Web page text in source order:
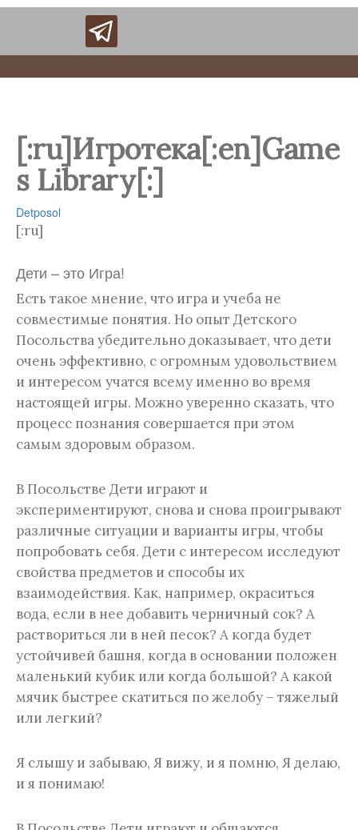
[:ru]Игротека[:en]Game
s Library[:]
Detposol
[:ru]
Дети – это Игра!
Есть такое мнение, что игра и учеба не
совместимые понятия. Но опыт Детского
Посольства убедительно доказывает, что дети
очень эффективно, с огромным удовольствием
и интересом учатся всему именно во время
настоящей игры. Можно уверенно сказать, что
процесс познания совершается при этом
самым здоровым образом.
В Посольстве Дети играют и
экспериментируют, снова и снова проигрывают
различные ситуации и варианты игры, чтобы
попробовать себя. Дети с интересом исследуют
свойства предметов и способы их
взаимодействия. Как, например, окраситься
вода, если в нее добавить черничный сок? А
раствориться ли в ней песок? А когда будет
устойчивей башня, когда в основании положен
маленький кубик или когда большой? А какой
мячик быстрее скатиться по желобу – тяжелый
или легкий?
Я слышу и забываю, Я вижу, и я помню, Я делаю,
и я понимаю!